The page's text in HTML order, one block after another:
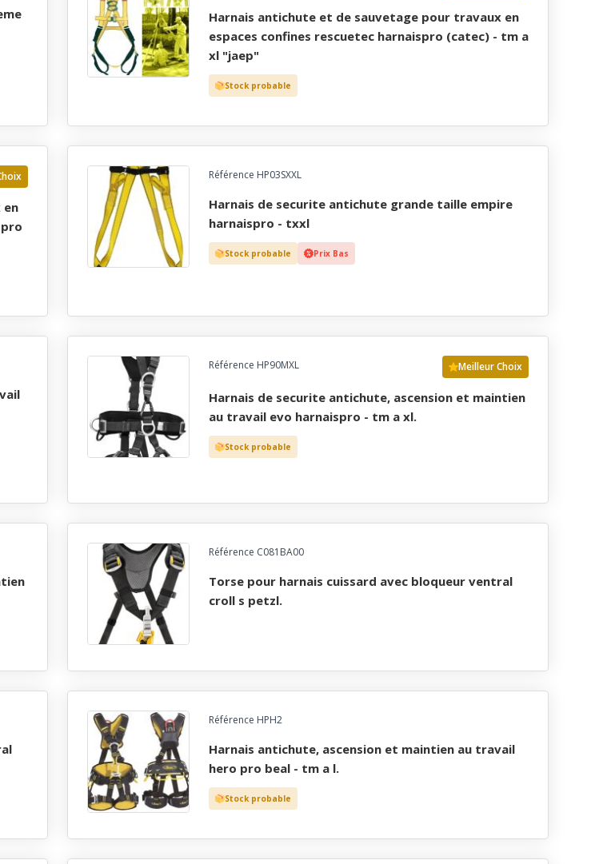
harnais antichute et de sauvetage pour travaux en
espaces confines rescuetec harnaispro (catec) - tm a
xl "jaep"
Stock probable
Référence HP03SXXL
harnais de securite antichute grande taille empire
harnaispro - txxl
Stock probable Prix Bas
Référence HP90MXL Meilleur Choix
harnais de securite antichute, ascension et maintien
au travail evo harnaispro - tm a xl.
Stock probable
Référence C081BA00
torse pour harnais cuissard avec bloqueur ventral
croll s petzl.
Référence HPH2
harnais antichute, ascension et maintien au travail
hero pro beal - tm a l.
Stock probable